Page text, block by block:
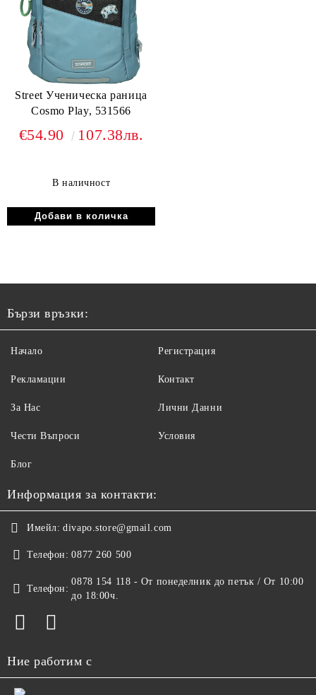
Street Ученическа раница
Cosmo Play, 531566
€54.90 107.38лв.
В наличност
Бързи връзки:
Начало
Рекламации
За Нас
Чести Въпроси
Регистрация
Контакт
Лични Данни
Условия
Блог
Информация за контакти:
Имейл: divapo.store@gmail.com
Телефон: 0877 260 500
Телефон:
0878 154 118 - От понеделник до петък / От 10:00
до 18:00ч.
Ние работим с